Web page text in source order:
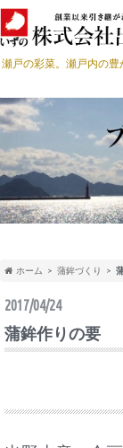
瀬戸の彩菜。瀬戸内の
ホーム 蒲鉾づくり
2017/04/24
蒲鉾作りの要